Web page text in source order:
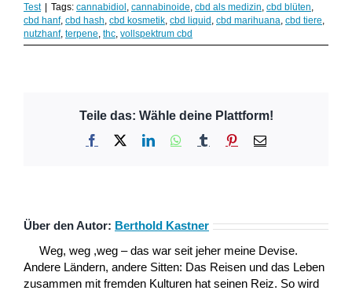
Test | Tags: cannabidiol, cannabinoide, cbd als medizin, cbd blüten,
cbd hanf, cbd hash, cbd kosmetik, cbd liquid, cbd marihuana, cbd tiere,
nutzhanf, terpene, thc, vollspektrum cbd
Teile das: Wähle deine Plattform!
Facebook LinkedInWhatsApp
Tumblr Pinterest
E-
Über den Autor: Berthold Kastner
Weg, weg ,weg – das war seit jeher meine Devise.
Andere Ländern, andere Sitten: Das Reisen und das Leben
zusammen mit fremden Kulturen hat seinen Reiz. So wird